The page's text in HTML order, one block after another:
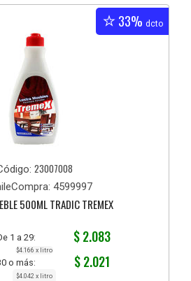
33% dcto
23007008
4599997
500ML TRADIC TREMEX
1 a 29: $ 2.083
$4.166 x litro
o más: $ 2.021
$4.042 x litro